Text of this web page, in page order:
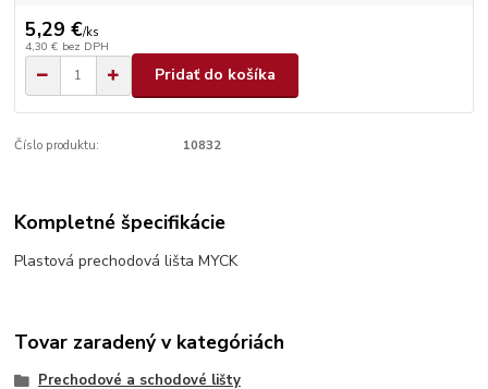
5,29 €/ks
4,30 € bez DPH
Pridať do košíka
Číslo produktu: 10832
Kompletné špecifikácie
Plastová prechodová lišta MYCK
Tovar zaradený v kategóriách
Prechodové a schodové lišty